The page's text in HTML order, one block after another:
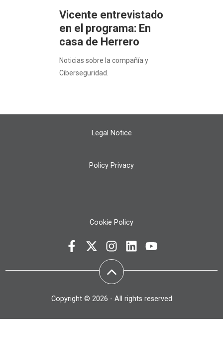
Vicente entrevistado
en el programa: En
casa de Herrero
Noticias sobre la compañía y
Ciberseguridad.
Legal Notice
Policy Privacy
Cookie Policy
Copyright © 2026 - All rights reserved